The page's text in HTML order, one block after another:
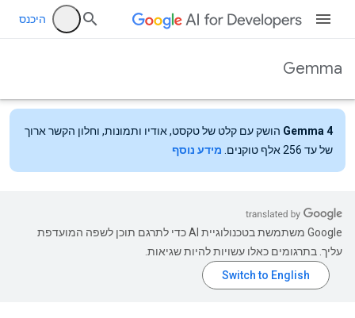
היכנס
Gemma
Gemma 4 הושק עם קלט של טקסט, אודיו ותמונות, וחלון הקשר ארוך
של עד 256 אלף טוקנים.
מידע נוסף
‫Google משתמשת בטכנולוגיית AI כדי לתרגם תוכן לשפה המועדפת
עליך. בתרגומים כאלו עשויות להיות שגיאות.